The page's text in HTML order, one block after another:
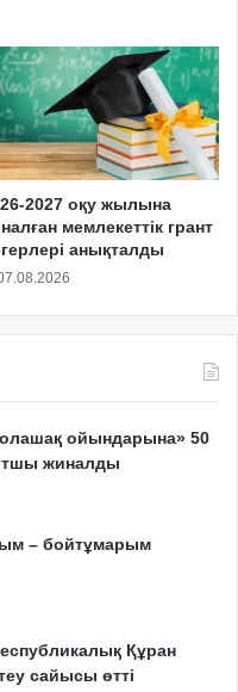
2027 оқу жылына
мемлекеттік грант
анықталды
ойындарына» 50
жиналды
– бойтұмарым
Құран
сайысы өтті